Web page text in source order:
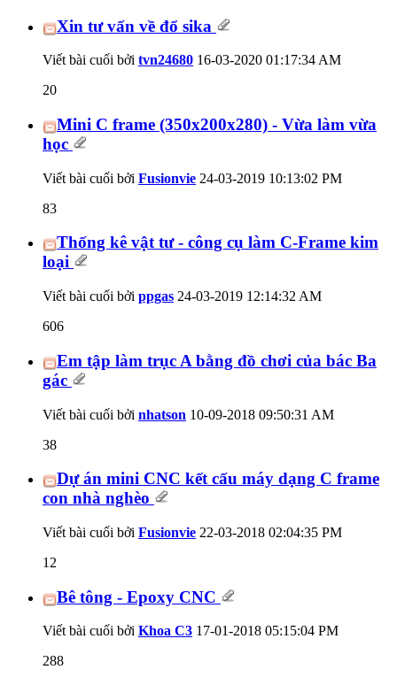
Xin tư vấn về đổ sika
Viết bài cuối bởi tvn24680 16-03-2020 01:17:34 AM
20
Mini C frame (350x200x280) - Vừa làm vừa
học
Viết bài cuối bởi Fusionvie 24-03-2019 10:13:02 PM
83
Thống kê vật tư - công cụ làm C-Frame kim
loại
Viết bài cuối bởi ppgas 24-03-2019 12:14:32 AM
606
Em tập làm trục A bằng đồ chơi của bác Ba
gác
Viết bài cuối bởi nhatson 10-09-2018 09:50:31 AM
38
Dự án mini CNC kết cấu máy dạng C frame
con nhà nghèo
Viết bài cuối bởi Fusionvie 22-03-2018 02:04:35 PM
12
Bê tông - Epoxy CNC
Viết bài cuối bởi Khoa C3 17-01-2018 05:15:04 PM
288